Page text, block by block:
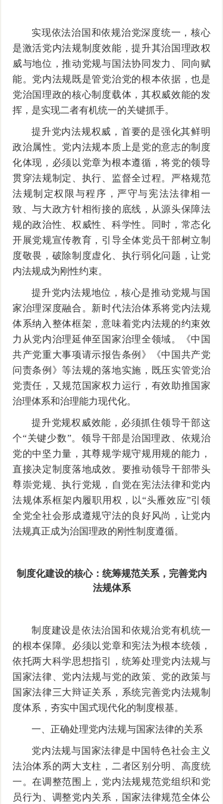
实现依法治国和依规治党深度统一，核心
是激活党内法规制度效能，提升其治国理政权
威与地位，推动党规与国法协同发力、同向赋
能。党内法规既是管党治党的根本依据，也是
党治国理政的核心制度载体，其权威效能的发
挥，是实现二者有机统一的关键抓手。
提升党内法规权威，首要的是强化其鲜明
政治属性。党内法规本质上是党的意志的制度
化体现，必须以党章为根本遵循，将党的领导
贯穿法规制定、执行、监督全过程。严格规范
法规制定权限与程序，严守与宪法法律相一
致、与大政方针相衔接的底线，从源头保障法
规的政治性、权威性、科学性。同时，常态化
开展党规宣传教育，引导全体党员干部树立制
度敬畏，破除制度虚化、执行弱化问题，让党
内法规成为刚性约束。
提升党内法规地位，核心是推动党规与国
家治理深度融合。新时代法治体系将党内法规
体系纳入整体框架，意味着党内法规的约束效
力从党内治理延伸至国家治理全领域。《中国
共产党重大事项请示报告条例》《中国共产党
问责条例》等法规的落地实施，既压实管党治
党责任，又规范国家权力运行，有效助推国家
治理体系和治理能力现代化。
提升党规权威效能，必须抓住领导干部这
个“关键少数”。领导干部是治国理政、依规治
党的中坚力量，其尊规学规守规用规的能力，
直接决定制度落地成效。要推动领导干部带头
尊崇党规、执行党规，自觉在宪法法律和党内
法规体系框架内履职用权，以“头雁效应”引领
全党全社会形成遵规守法的良好风尚，让党内
法规真正成为治国理政的刚性制度遵循。
制度化建设的核心：统筹规范关系，完善党内
法规体系
制度建设是依法治国和依规治党有机统一
的根本保障。必须以党章和宪法为根本统领，
依托两大科学思想指引，统筹处理党内法规与
国家法律、党内法规与党的政策、党的政策与
国家法律三大辩证关系，系统完善党内法规制
度体系，夯实中国式现代化的制度根基。
一、正确处理党内法规与国家法律的关系
党内法规与国家法律是中国特色社会主义
法治体系的两大支柱，二者区别分明、高度统
一。在调整范围上，党内法规规范党组织和党
员行为、调整党内关系，国家法律规范全体公